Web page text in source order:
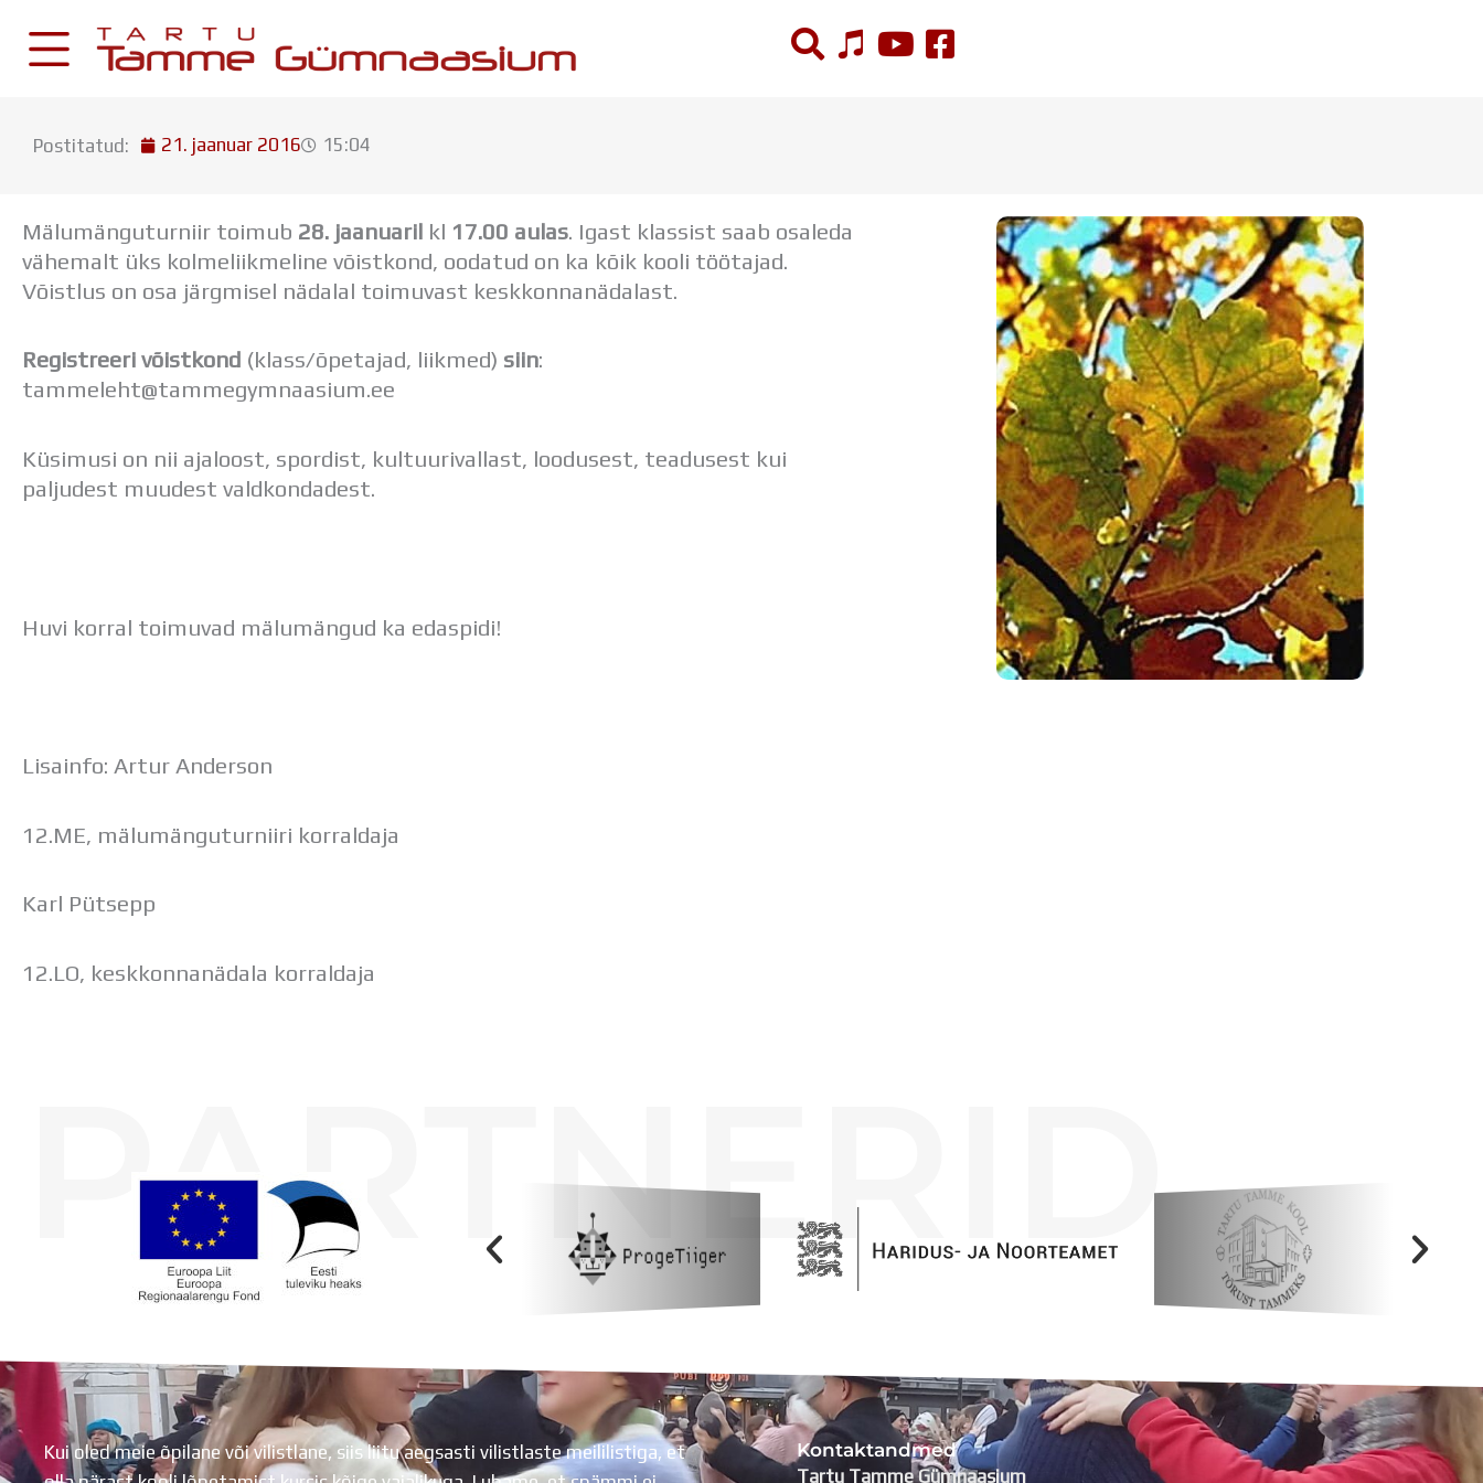
content
Postkast
Drive
Tamme Leht
Kooliraadio
Aastaplaan
Õppekava
Ainepassid
Projektid
Meie kool
Dokumendid
Uudised
Lapsevanemale
Vilistlastele
Toitlustamine
Virtuaaltuur
Õpilasesindus
Kontaktid
Tööpakkumised
Postitatud: 21. jaanuar 2016 15:04
Mälumänguturniir toimub 28. jaanuaril kl 17.00 aulas. Igast klassist saab osaleda
vähemalt üks kolmeliikmeline võistkond, oodatud on ka kõik kooli töötajad.
Võistlus on osa järgmisel nädalal toimuvast keskkonnanädalast.
Registreeri võistkond (klass/õpetajad, liikmed) siin:
tammeleht@tammegymnaasium.ee
Küsimusi on nii ajaloost, spordist, kultuurivallast, loodusest, teadusest kui
paljudest muudest valdkondadest.
Huvi korral toimuvad mälumängud ka edaspidi!
Lisainfo: Artur Anderson
12.ME, mälumänguturniiri korraldaja
Karl Pütsepp
12.LO, keskkonnanädala korraldaja
PARTNERID
Kui oled meie õpilane või vilistlane, siis liitu aegsasti vilistlaste meililistiga, et
Kontaktandmed
Tartu Tamme Gümnaasium